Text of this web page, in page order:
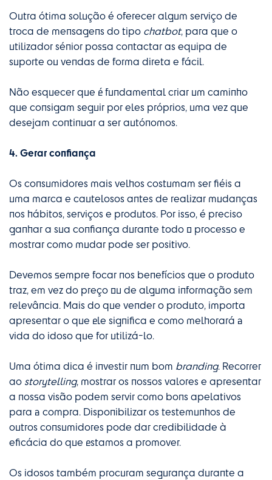
Outra ótima solução é oferecer algum serviço de
troca de mensagens do tipo chatbot, para que o
utilizador sénior possa contactar as equipa de
suporte ou vendas de forma direta e fácil.
Não esquecer que é fundamental criar um caminho
que consigam seguir por eles próprios, uma vez que
desejam continuar a ser autónomos.
4. Gerar confiança
Os consumidores mais velhos costumam ser fiéis a
uma marca e cautelosos antes de realizar mudanças
nos hábitos, serviços e produtos. Por isso, é preciso
ganhar a sua confiança durante todo o processo e
mostrar como mudar pode ser positivo.
Devemos sempre focar nos benefícios que o produto
traz, em vez do preço ou de alguma informação sem
relevância. Mais do que vender o produto, importa
apresentar o que ele significa e como melhorará a
vida do idoso que for utilizá-lo.
Uma ótima dica é investir num bom branding. Recorrer
ao storytelling, mostrar os nossos valores e apresentar
a nossa visão podem servir como bons apelativos
para a compra. Disponibilizar os testemunhos de
outros consumidores pode dar credibilidade à
eficácia do que estamos a promover.
Os idosos também procuram segurança durante a